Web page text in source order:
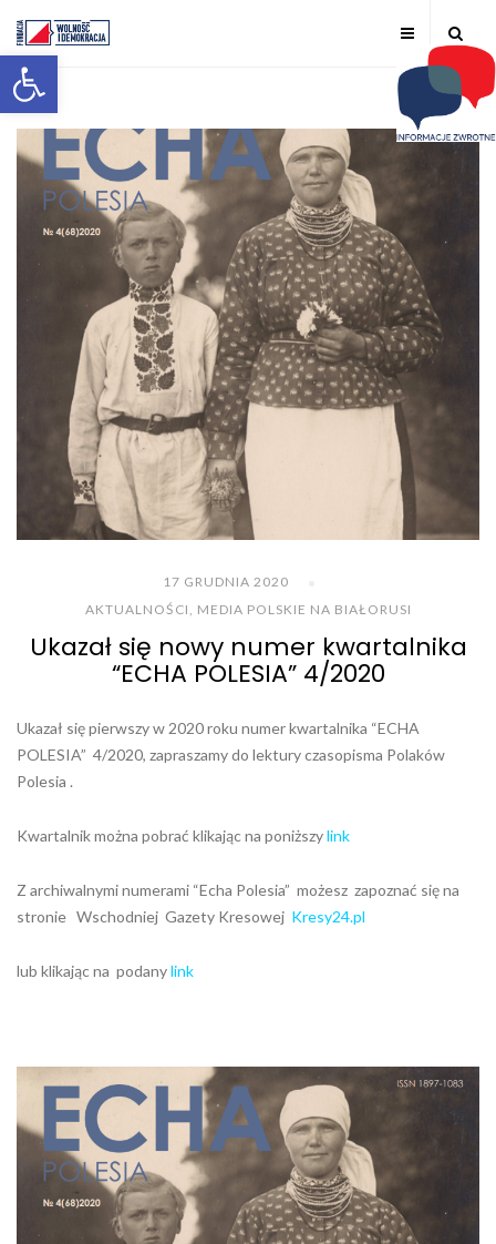
Otwórz pasek narzędzi
17 GRUDNIA 2020
AKTUALNOŚCI, MEDIA POLSKIE NA BIAŁORUSI
Ukazał się nowy numer kwartalnika
“ECHA POLESIA” 4/2020
Ukazał się pierwszy w 2020 roku numer kwartalnika “ECHA
POLESIA” 4/2020, zapraszamy do lektury czasopisma Polaków
Polesia .
Kwartalnik można pobrać klikając na poniższylink
Z archiwalnymi numerami “Echa Polesia” możesz zapoznać się na
stronie Wschodniej Gazety Kresowej Kresy24.pl
lub klikając na podanylink